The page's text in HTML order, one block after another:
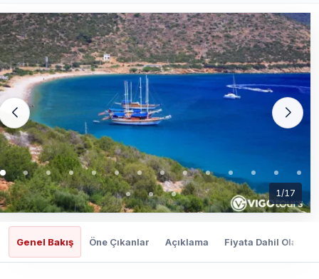
1/17
Genel Bakış Öne Çıkanlar Açıklama Fiyata Dahil Olanlar